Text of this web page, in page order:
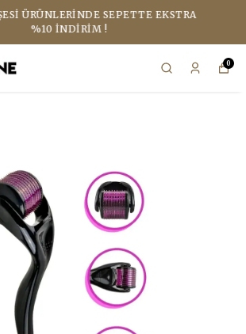
ÜRÜNLERINDE SEPETTE EKSTRA
%10 İNDIRIM !
0